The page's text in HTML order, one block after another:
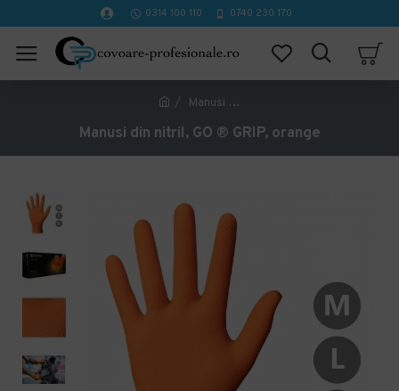
0314 100 110 0740 230 170
Manusi din nitril, GO ® GRIP, orange
Manusi din nitril, GO ® GRIP, orange